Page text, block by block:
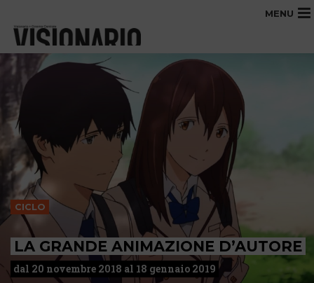
MENU
CICLO
LA GRANDE ANIMAZIONE D’AUTORE
dal 20 novembre 2018 al 18 gennaio 2019